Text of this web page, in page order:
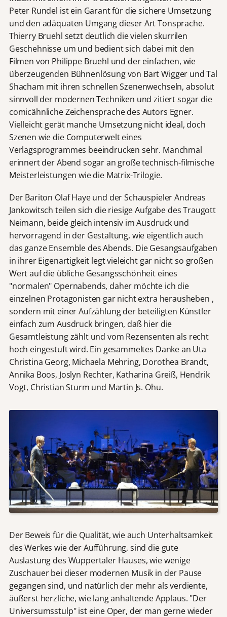
Peter Rundel ist ein Garant für die sichere Umsetzung
und den adäquaten Umgang dieser Art Tonsprache.
Thierry Bruehl setzt deutlich die vielen skurrilen
Geschehnisse um und bedient sich dabei mit den
Filmen von Philippe Bruehl und der einfachen, wie
überzeugenden Bühnenlösung von Bart Wigger und Tal
Shacham mit ihren schnellen Szenenwechseln, absolut
sinnvoll der modernen Techniken und zitiert sogar die
comicähnliche Zeichensprache des Autors Egner.
Vielleicht gerät manche Umsetzung nicht ideal, doch
Szenen wie die Computerwelt eines
Verlagsprogrammes beeindrucken sehr. Manchmal
erinnert der Abend sogar an große technisch-filmische
Meisterleistungen wie die Matrix-Trilogie.
Der Bariton Olaf Haye und der Schauspieler Andreas
Jankowitsch teilen sich die riesige Aufgabe des Traugott
Neimann, beide gleich intensiv im Ausdruck und
hervorragend in der Gestaltung, wie eigentlich auch
das ganze Ensemble des Abends. Die Gesangsaufgaben
in ihrer Eigenartigkeit legt vieleicht gar nicht so großen
Wert auf die übliche Gesangsschönheit eines
"normalen" Opernabends, daher möchte ich die
einzelnen Protagonisten gar nicht extra herausheben ,
sondern mit einer Aufzählung der beteiligten Künstler
einfach zum Ausdruck bringen, daß hier die
Gesamtleistung zählt und vom Rezensenten als recht
hoch eingestuft wird. Ein gesammeltes Danke an Uta
Christina Georg, Michaela Mehring, Dorothea Brandt,
Annika Boos, Joslyn Rechter, Katharina Greiß, Hendrik
Vogt, Christian Sturm und Martin Js. Ohu.
Der Beweis für die Qualität, wie auch Unterhaltsamkeit
des Werkes wie der Aufführung, sind die gute
Auslastung des Wuppertaler Hauses, wie wenige
Zuschauer bei dieser modernen Musik in der Pause
gegangen sind, und natürlich der mehr als verdiente,
äußerst herzliche, wie lang anhaltende Applaus. "Der
Universumsstulp" ist eine Oper, der man gerne wieder